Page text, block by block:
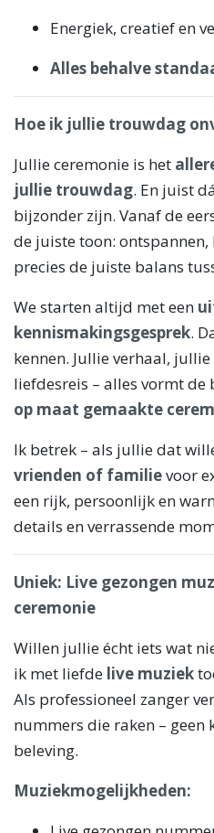
Energiek, creatief en
Alles behalve
Hoe ik jullie trouwdag
Jullie ceremonie is het
jullie trouwdag. En juist
bijzonder zijn. Vanaf de
de juiste toon:
precies de juiste balans
We starten altijd met een
kennismakingsgesprek.
kennen. Jullie verhaal, jullie
liefdesreis – alles vormt de
op maat gemaakte
Ik betrek – als jullie dat
vrienden of familievoor
een rijk, persoonlijk en
details en verrassende
Uniek: Live gezongen
ceremonie
Willen jullie écht iets wat
ik met liefde live muziek
Als professioneel zanger
nummers die raken – geen
beleving.
Muziekmogelijkheden: